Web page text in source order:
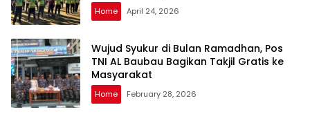
Home April 24, 2026
Wujud Syukur di Bulan Ramadhan, Pos
TNI AL Baubau Bagikan Takjil Gratis ke
Masyarakat
Home February 28, 2026